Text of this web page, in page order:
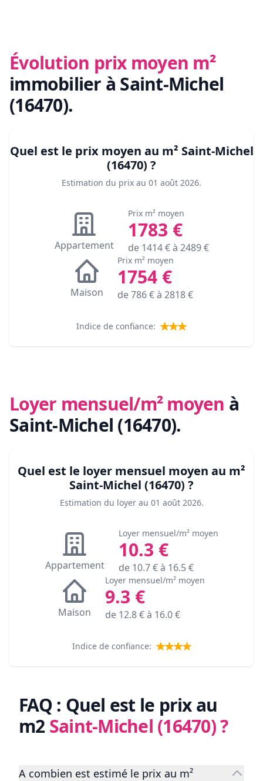
Évolution prix moyen m²
immobilier à Saint-Michel
(16470).
Quel est le prix moyen au m² Saint-Michel
(16470) ?
Estimation du prix au 01 août 2026.
Appartement
Prix m² moyen
1783 €
de 1414€ à 2489€
Maison
Prix m² moyen
1754€
de786€ à 2818€
Indice de confiance:
Loyer mensuel/m² moyen à
Saint-Michel (16470).
Quel est le loyer mensuel moyen au m²
Saint-Michel (16470) ?
Estimation du loyer au 01 août 2026.
Appartement
Loyer mensuel/m² moyen
10.3 €
de 10.7€ à 16.5€
Maison
Loyer mensuel/m² moyen
9.3 €
de 12.8€ à 16.0€
Indice de confiance:
FAQ : Quel est le prix au
m2Saint-Michel (16470)?
A combien est estimé le prix au m²